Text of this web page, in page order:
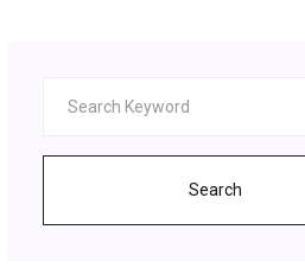
Search